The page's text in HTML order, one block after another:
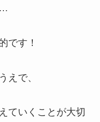
です！
えで、
ていくことが大切